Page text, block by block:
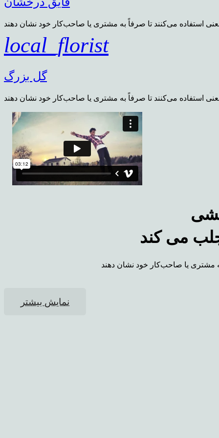
استفاده می‌کنند تا صرفاً به مشتری یا صاحب‌کار خود نشان دهند
local_florist
گل بزرگ
استفاده می‌کنند تا صرفاً به مشتری یا صاحب‌کار خود نشان دهند
مشتری یا صاحب‌کار خود نشان دهند
نمایش بیشتر